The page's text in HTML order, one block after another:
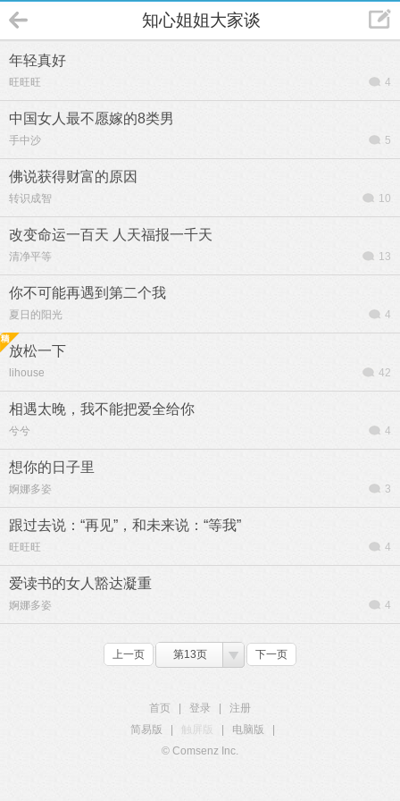
知心姐姐大家谈
年轻真好
旺旺旺 4
中国女人最不愿嫁的8类男
手中沙 5
佛说获得财富的原因
转识成智 10
改变命运一百天 人天福报一千天
清净平等 13
你不可能再遇到第二个我
夏日的阳光 4
放松一下
lihouse 42
相遇太晚，我不能把爱全给你
兮兮 4
想你的日子里
婀娜多姿 3
跟过去说：“再见”，和未来说：“等我”
旺旺旺 4
爱读书的女人豁达凝重
婀娜多姿 4
上一页 第13页 下一页
首页 登录
注册
简易版
触屏版 电脑版
© Comsenz Inc.